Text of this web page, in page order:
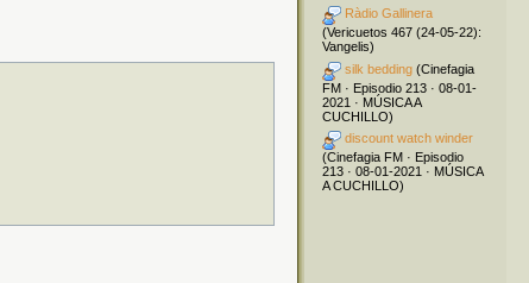
Ràdio Gallinera
(Vericuetos 467 (24-05-22):
Vangelis)
silk bedding (Cinefagia
FM · Episodio 213 · 08-01-
2021 · MÚSICA A
CUCHILLO)
discount watch winder
(Cinefagia FM · Episodio
213 · 08-01-2021 · MÚSICA
A CUCHILLO)